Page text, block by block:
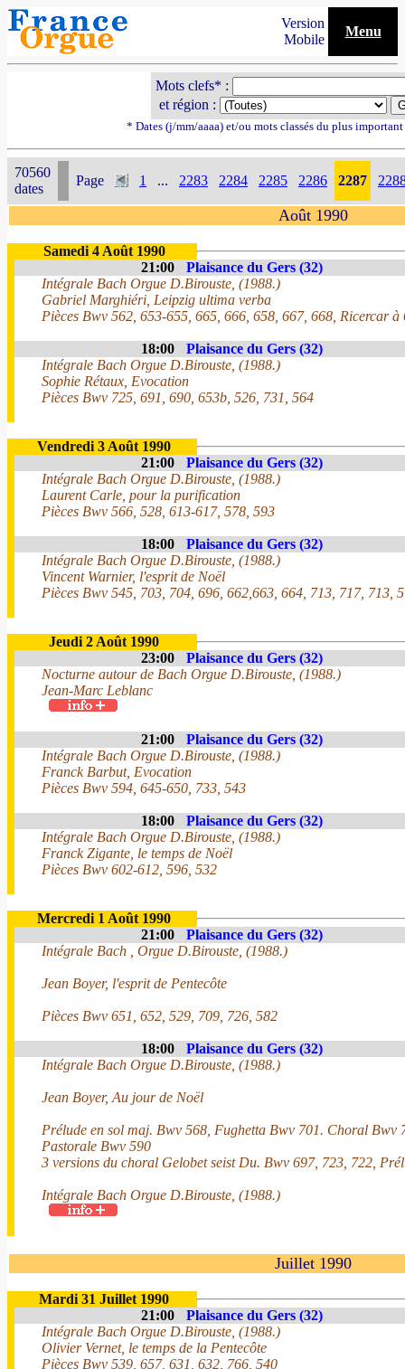
Version
Mobile
Menu
Mots clefs* :
et région :
* Dates (j/mm/aaaa) et/ou mots classés du plus
70560
dates
Page 1 ... 2283 2284 2285 2286 2287
Août 1990
Samedi 4 Août 1990
21:00
Plaisance du Gers (32)
Intégrale Bach Orgue D.Birouste, (1988.)
Gabriel Marghiéri, Leipzig ultima verba
Pièces Bwv 562, 653-655, 665, 666, 658, 667, 668, Ricercar à
18:00
Plaisance du Gers (32)
Intégrale Bach Orgue D.Birouste, (1988.)
Sophie Rétaux, Evocation
Pièces Bwv 725, 691, 690, 653b, 526, 731, 564
Vendredi 3 Août 1990
21:00
Plaisance du Gers (32)
Intégrale Bach Orgue D.Birouste, (1988.)
Laurent Carle, pour la purification
Pièces Bwv 566, 528, 613-617, 578, 593
18:00
Plaisance du Gers (32)
Intégrale Bach Orgue D.Birouste, (1988.)
Vincent Warnier, l'esprit de Noël
Pièces Bwv 545, 703, 704, 696, 662,663, 664, 713, 717, 713,
Jeudi 2 Août 1990
23:00
Plaisance du Gers (32)
Nocturne autour de Bach Orgue D.Birouste, (1988.)
Jean-Marc Leblanc
21:00
Plaisance du Gers (32)
Intégrale Bach Orgue D.Birouste, (1988.)
Franck Barbut, Evocation
Pièces Bwv 594, 645-650, 733, 543
18:00
Plaisance du Gers (32)
Intégrale Bach Orgue D.Birouste, (1988.)
Franck Zigante, le temps de Noël
Pièces Bwv 602-612, 596, 532
Mercredi 1 Août 1990
21:00
Plaisance du Gers (32)
Intégrale Bach , Orgue D.Birouste, (1988.)
Jean Boyer, l'esprit de Pentecôte
Pièces Bwv 651, 652, 529, 709, 726, 582
18:00
Plaisance du Gers (32)
Intégrale Bach Orgue D.Birouste, (1988.)
Jean Boyer, Au jour de Noël
Prélude en sol maj. Bwv 568, Fughetta Bwv 701. Choral Bwv
Pastorale Bwv 590
3 versions du choral Gelobet seist Du. Bwv 697, 723, 722,
Intégrale Bach Orgue D.Birouste, (1988.)
Juillet 1990
Mardi 31 Juillet 1990
21:00
Plaisance du Gers (32)
Intégrale Bach Orgue D.Birouste, (1988.)
Olivier Vernet, le temps de la Pentecôte
Pièces Bwv 539, 657, 631, 632, 766, 540